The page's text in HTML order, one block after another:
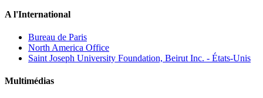
A l'International
Bureau de Paris
North America Office
Saint Joseph University Foundation, Beirut Inc. - États-Unis
Multimédias